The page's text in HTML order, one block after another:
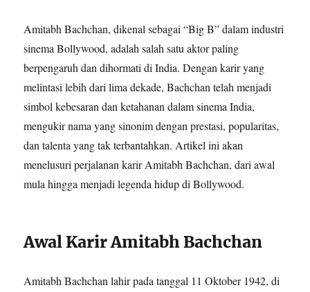
Amitabh Bachchan, dikenal sebagai “Big B” dalam industri
sinema Bollywood, adalah salah satu aktor paling
berpengaruh dan dihormati di India. Dengan karir yang
melintasi lebih dari lima dekade, Bachchan telah menjadi
simbol kebesaran dan ketahanan dalam sinema India,
mengukir nama yang sinonim dengan prestasi, popularitas,
dan talenta yang tak terbantahkan. Artikel ini akan
menelusuri perjalanan karir Amitabh Bachchan, dari awal
mula hingga menjadi legenda hidup di Bollywood.
Awal Karir Amitabh Bachchan
Amitabh Bachchan lahir pada tanggal 11 Oktober 1942, di